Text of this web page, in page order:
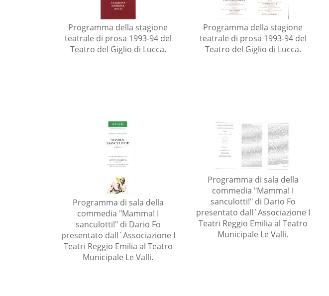
Programma della stagione
teatrale di prosa 1993-94 del
Teatro del Giglio di Lucca.
Programma della stagione
teatrale di prosa 1993-94 del
Teatro del Giglio di Lucca.
Programma di sala della
commedia "Mamma! I
sanculotti!" di Dario Fo
presentato dall`Associazione I
Teatri Reggio Emilia al Teatro
Municipale Le Valli.
Programma di sala della
commedia "Mamma! I
sanculotti!" di Dario Fo
presentato dall`Associazione I
Teatri Reggio Emilia al Teatro
Municipale Le Valli.